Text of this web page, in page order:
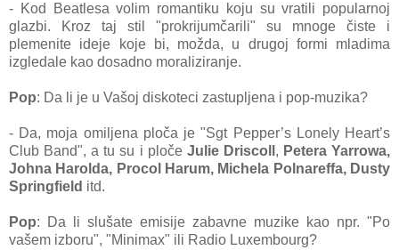
- Kod Beatlesa volim romantiku koju su vratili popularnoj
glazbi. Kroz taj stil "prokrijumčarili" su mnoge čiste i
plemenite ideje koje bi, možda, u drugoj formi mladima
izgledale kao dosadno moraliziranje.
Pop: Da li je u Vašoj diskoteci zastupljena i pop-muzika?
- Da, moja omiljena ploča je "Sgt Pepper’s Lonely Heart’s
Club Band", a tu su i pločeJulie Driscoll , Petera Yarrowa,
Johna Harolda, Procol Harum, Michela Polnareffa, Dusty
Springfield itd.
Pop: Da li slušate emisije zabavne muzike kao npr. "Po
vašem izboru", "Minimax" ili Radio Luxembourg?